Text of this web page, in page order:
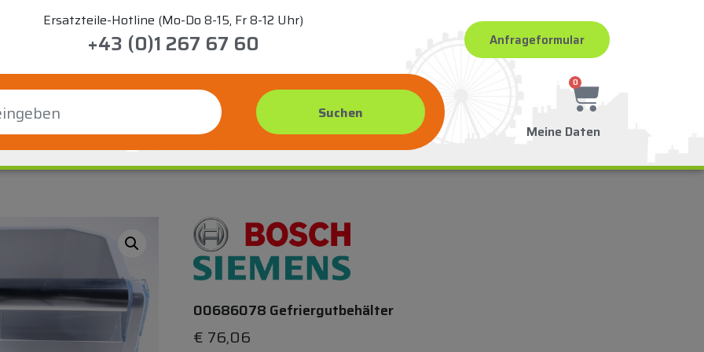
Ersatzteile-Hotline (Mo-Do 8-15, Fr 8-12 Uhr)
+43 (0)1 267 67 60 Anfrageformular
0
Meine Daten
00686078 Gefriergutbehälter
€ 76,06